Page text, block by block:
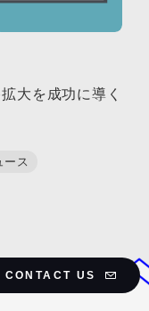
CONTACT US
大を成功に導く
ース